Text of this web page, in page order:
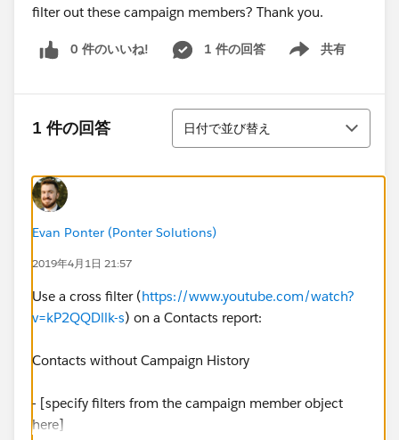
filter out these campaign members? Thank you.
0 件のいいね! 1 件の回答 共有
Show menu
1 件の回答
並び替え
日付で並び替え
Evan Ponter (Ponter Solutions)
2019年4月1日 21:57
Use a cross filter (https://www.youtube.com/watch?
v=kP2QQDllk-s) on a Contacts report:
Contacts without Campaign History
- [specify filters from the campaign member object
here]